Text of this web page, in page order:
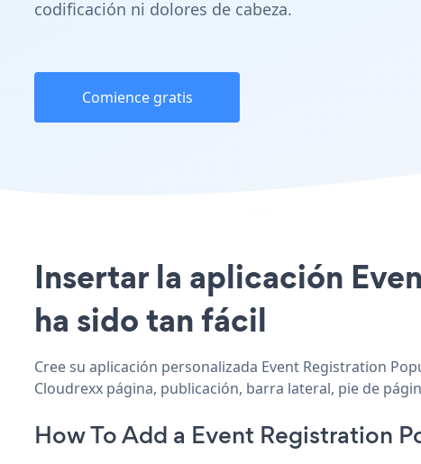
codificación ni dolores de cabeza.
Comience gratis
Insertar la aplicación
ha sido tan fácil
Cree su aplicación personalizada Event Registration
Cloudrexx página, publicación, barra lateral, pie de
How To Add a Event Registration